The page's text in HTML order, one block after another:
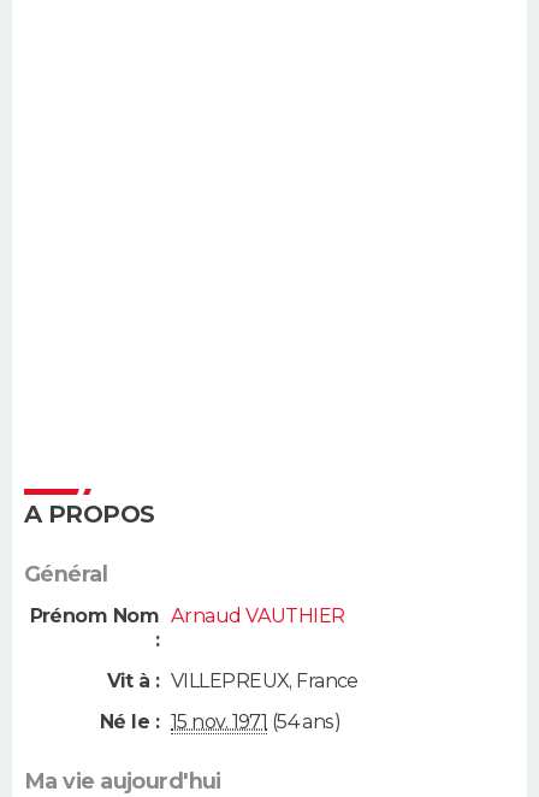
A PROPOS
Général
Prénom Nom
:
Arnaud VAUTHIER
Vit à : VILLEPREUX, France
Né le : 15 nov. 1971 (54 ans)
Ma vie aujourd'hui